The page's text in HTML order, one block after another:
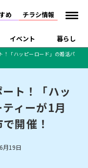
め チラシ情報
イベント 暮らし
下越
上越
閉店
め
閉店まとめ
市・開店
現地レポート
洋食
祭り・伝統行事
ライブ・コンサート
住宅メーカー・工務
店
インタビュー
キャンペーン
ドラッグストア・ホーム
センター
生活サービス
！「ハッピーロード」の婚活パ
ト！「ハッ
ィーが1月
開催！
月19日